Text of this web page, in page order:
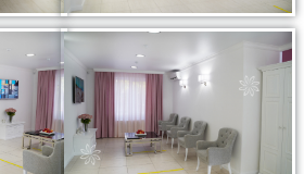
безинъекционная мезотерапия
кожи)
КОСМЕТОЛОГИЯ
врача - дерматолога, косметолога
выпадения волос
- питание и стимулирование